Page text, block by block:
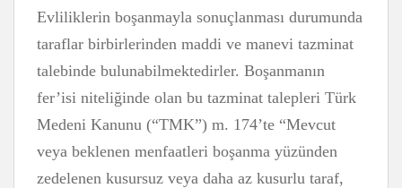
Evliliklerin boşanmayla sonuçlanması durumunda
taraflar birbirlerinden maddi ve manevi tazminat
talebinde bulunabilmektedirler. Boşanmanın
fer’isi niteliğinde olan bu tazminat talepleri Türk
Medeni Kanunu (“TMK”) m. 174’te “Mevcut
veya beklenen menfaatleri boşanma yüzünden
zedelenen kusursuz veya daha az kusurlu taraf,